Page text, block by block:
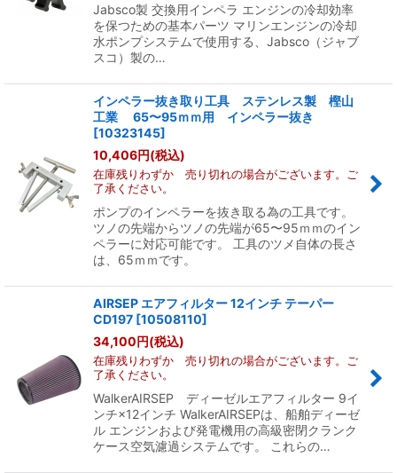
絞り込む
Jabsco製 交換用インペラ エンジンの冷却効率
を保つための基本パーツ マリンエンジンの冷却
水ポンプシステムで使用する、Jabsco（ジャブ
スコ）製の…
インペラー抜き取り工具 ステンレス製 樫山
工業 65〜95ｍｍ用 インペラー抜き
[10323145]
10,406円(税込)
在庫残りわずか 売り切れの場合がございます。ご
了承ください。
ポンプのインペラーを抜き取る為の工具です。
ツノの先端からツノの先端が65〜95ｍｍのイン
ペラーに対応可能です。 工具のツメ自体の長さ
は、65ｍｍです。
AIRSEP エアフィルター 12インチ テーパー
CD197 [10508110]
34,100円(税込)
在庫残りわずか 売り切れの場合がございます。ご
了承ください。
WalkerAIRSEP ディーゼルエアフィルター 9イ
ンチ×12インチ WalkerAIRSEPは、船舶ディーゼ
ル エンジンおよび発電機用の高級密閉クランク
ケース空気濾過システムです。 これらの…